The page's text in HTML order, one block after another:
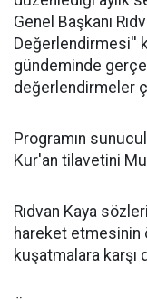
Genel Başkanı
Değerlendirmesi''
gündeminde
değerlendirmeler
Programın
Kur'an tilavetini
Rıdvan Kaya
hareket etmesinin
kuşatmalara karşı